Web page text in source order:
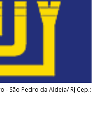
- São Pedro da Aldeia/ RJ Cep.: